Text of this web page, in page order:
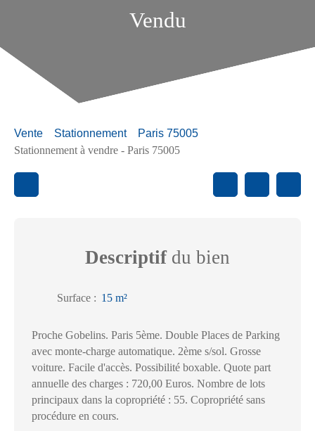
Vendu
Vente Stationnement
Paris 75005
Stationnement à vendre - Paris 75005
Descriptifdu bien
Surface : 15 m²
Proche Gobelins. Paris 5ème. Double Places de Parking
avec monte-charge automatique. 2ème s/sol. Grosse
voiture. Facile d'accès. Possibilité boxable. Quote part
annuelle des charges : 720,00 Euros. Nombre de lots
principaux dans la copropriété : 55. Copropriété sans
procédure en cours.